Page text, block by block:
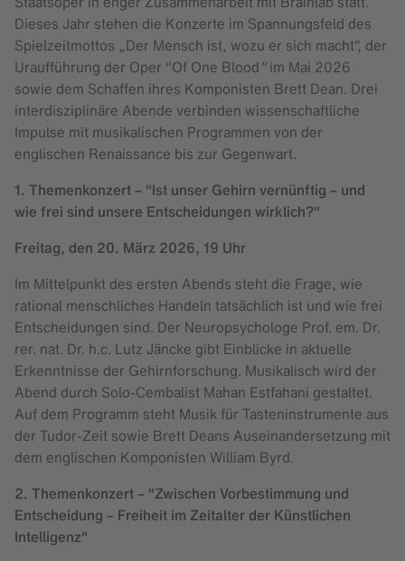
Dieses Jahr stehen die Konzerte im Spannungsfeld des
Spielzeitmottos „Der Mensch ist, wozu er sich macht“, der
Uraufführung der Oper "Of One Blood"im Mai 2026
sowie dem Schaffen ihres Komponisten Brett Dean. Drei
interdisziplinäre Abende verbinden wissenschaftliche
Impulse mit musikalischen Programmen von der
englischen Renaissance bis zur Gegenwart.
1. Themenkonzert – "Ist unser Gehirn vernünftig – und
wie frei sind unsere Entscheidungen wirklich?"
Freitag, den 20. März 2026, 19 Uhr
Im Mittelpunkt des ersten Abends steht die Frage, wie
rational menschliches Handeln tatsächlich ist und wie frei
Entscheidungen sind. Der Neuropsychologe Prof. em. Dr.
rer. nat. Dr. h.c. Lutz Jäncke gibt Einblicke in aktuelle
Erkenntnisse der Gehirnforschung. Musikalisch wird der
Abend durch Solo-Cembalist Mahan Estfahani gestaltet.
Auf dem Programm steht Musik für Tasteninstrumente aus
der Tudor-Zeit sowie Brett Deans Auseinandersetzung mit
dem englischen Komponisten William Byrd.
2. Themenkonzert – "Zwischen Vorbestimmung und
Entscheidung – Freiheit im Zeitalter der Künstlichen
Intelligenz"